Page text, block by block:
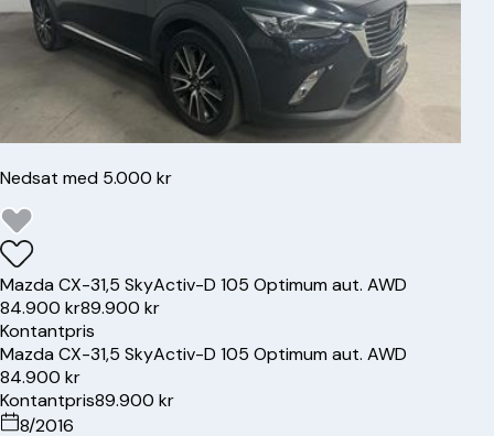
Nedsat med 5.000 kr
MazdaCX-31,5 SkyActiv-D 105 Optimum aut. AWD
84.900 kr89.900 kr
Kontantpris
MazdaCX-31,5 SkyActiv-D 105 Optimum aut. AWD
84.900 kr
Kontantpris89.900 kr
8/2016